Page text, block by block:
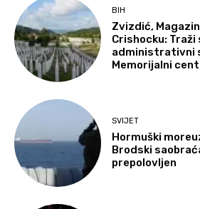
BIH
Zvizdić,
Crishocku: Traži
administrativni
Memorijalni
SVIJET
Hormuški
Brodski
prepolovljen